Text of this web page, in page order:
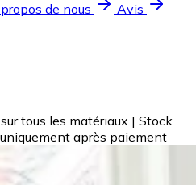
de nous Avis
tous les matériaux | Stock
après paiement